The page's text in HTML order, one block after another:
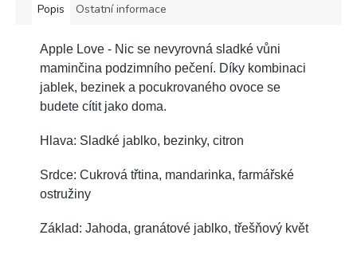
Popis Ostatní informace
Apple Love - Nic se nevyrovná sladké vůni
maminčina podzimního pečení. Díky kombinaci
jablek, bezinek a pocukrovaného ovoce se
budete cítit jako doma.
Hlava: Sladké jablko, bezinky, citron
Srdce: Cukrová třtina, mandarinka, farmářské
ostružiny
Základ: Jahoda, granátové jablko, třešňový květ